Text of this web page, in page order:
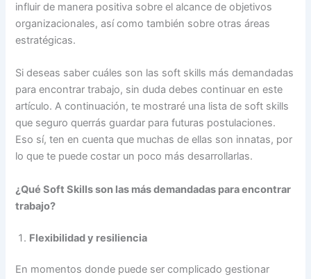
influir de manera positiva sobre el alcance de objetivos
organizacionales, así como también sobre otras áreas
estratégicas.
Si deseas saber cuáles son las soft skills más demandadas
para encontrar trabajo, sin duda debes continuar en este
artículo. A continuación, te mostraré una lista de soft skills
que seguro querrás guardar para futuras postulaciones.
Eso sí, ten en cuenta que muchas de ellas son innatas, por
lo que te puede costar un poco más desarrollarlas.
¿Qué Soft Skills son las más demandadas para encontrar
trabajo?
Flexibilidad y resiliencia
En momentos donde puede ser complicado gestionar